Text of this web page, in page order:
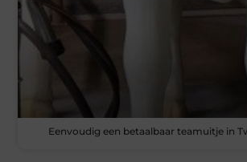
Eenvoudig een betaalbaar teamuitje in